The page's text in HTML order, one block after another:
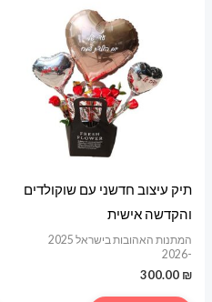
תיק עיצוב חדשני עם שוקולדים
והקדשה אישית
המתנות האהובות בישראל 2025
-2026
300.00 ₪